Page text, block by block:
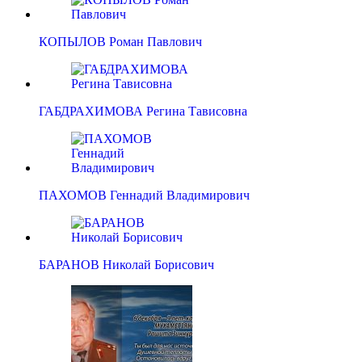
КОПЫЛОВ Роман Павлович
ГАБДРАХИМОВА Регина Тависовна
ПАХОМОВ Геннадий Владимирович
БАРАНОВ Николай Борисович